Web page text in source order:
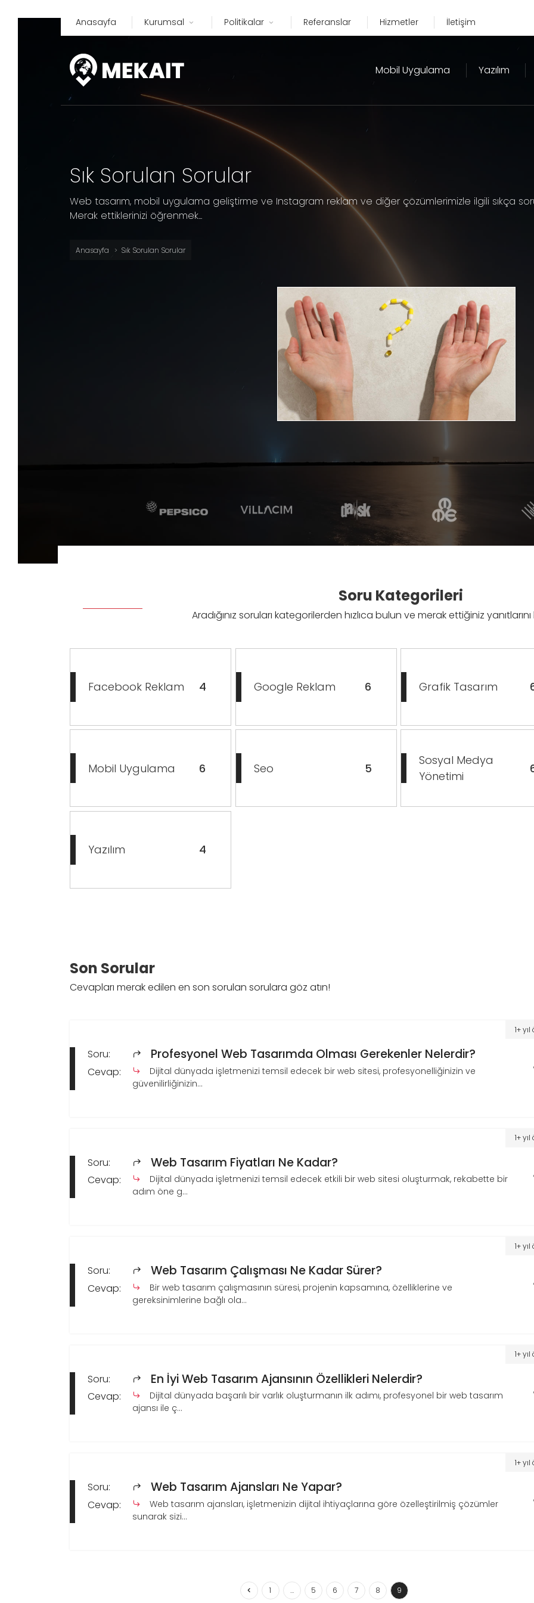
Anasayfa Kurumsal Politikalar Referanslar Hizmetler İletişim
Mobil Uygulama Yazılım
Sık Sorulan Sorular
Web tasarım, mobil uygulama geliştirme ve Instagram reklam ve diğer çözümlerimizle ilgili sıkça
Merak ettiklerinizi öğrenmek...
Anasayfa Sık Sorulan Sorular
Soru Kategorileri
Aradığınız soruları kategorilerden hızlıca bulun ve merak ettiğiniz
Facebook Reklam 4 Google Reklam 6 Grafik Tasarım
Mobil Uygulama 6 Seo 5
Sosyal Medya
Yönetimi
Yazılım 4
Son Sorular
Cevapları merak edilen en son sorulan sorulara göz atın!
1+
Soru: Profesyonel Web Tasarımda Olması Gerekenler Nelerdir?
Cevap:
Dijital dünyada işletmenizi temsil edecek bir web sitesi, profesyonelliğinizin ve
güvenilirliğinizin...
1+
Soru: Web Tasarım Fiyatları Ne Kadar?
Cevap:
Dijital dünyada işletmenizi temsil edecek etkili bir web sitesi oluşturmak, rekabette bir
adım öne g...
1+
Soru: Web Tasarım Çalışması Ne Kadar Sürer?
Cevap:
Bir web tasarım çalışmasının süresi, projenin kapsamına, özelliklerine ve
gereksinimlerine bağlı ola...
1+
Soru: En İyi Web Tasarım Ajansının Özellikleri Nelerdir?
Cevap:
Dijital dünyada başarılı bir varlık oluşturmanın ilk adımı, profesyonel bir web tasarım
ajansı ile ç...
1+
Soru: Web Tasarım Ajansları Ne Yapar?
Cevap:
Web tasarım ajansları, işletmenizin dijital ihtiyaçlarına göre özelleştirilmiş çözümler
sunarak sizi...
1 … 5 6 7 8 9